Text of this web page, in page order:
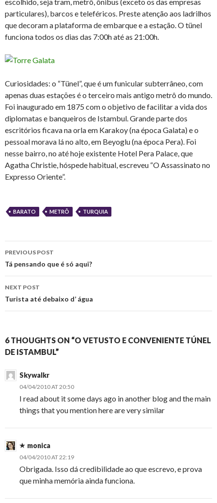
particulares), barcos e teleféricos. Preste atenção aos ladrilhos
que decoram a plataforma de embarque e a estação. O tünel
funciona todos os dias das 7:00h até as 21:00h.
Curiosidades: o “Tünel”, que é um funicular subterrâneo, com
apenas duas estações é o terceiro mais antigo metrô do mundo.
Foi inaugurado em 1875 com o objetivo de facilitar a vida dos
diplomatas e banqueiros de Istambul. Grande parte dos
escritórios ficava na orla em Karakoy (na época Galata) e o
pessoal morava lá no alto, em Beyoglu (na época Pera). Foi
nesse bairro, no até hoje existente Hotel Pera Palace, que
Agatha Christie, hóspede habitual, escreveu “O Assassinato no
Expresso Oriente”.
BARATO METRÔ TURQUIA
Post
navigation
PREVIOUS POST
Tá pensando que é só aqui?
NEXT POST
Turista até debaixo d’ água
6 THOUGHTS ON “O VETUSTO E CONVENIENTE TÚNEL
DE ISTAMBUL”
Skywalkr
04/04/2010 AT 20:50
I read about it some days ago in another blog and the main
things that you mention here are very similar
monica
04/04/2010 AT 22:19
Obrigada. Isso dá credibilidade ao que escrevo, e prova
que minha memória ainda funciona.